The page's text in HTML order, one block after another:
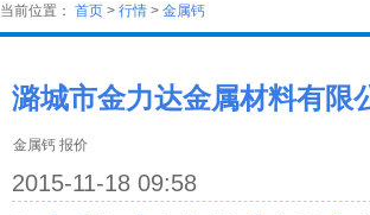
当前位置： 首页 > 行情 > 金属钙
潞城市金力达金属材料有限
金属钙 报价
2015-11-18 09:58